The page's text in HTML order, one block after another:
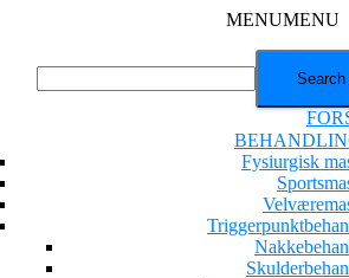
MENUMENU
Fysiurgisk